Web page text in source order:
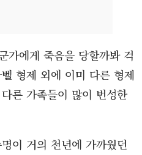
가에게 죽음을 당할까봐 걱
형제 외에 이미 다른 형제
른 가족들이 많이 번성한
이 거의 천년에 가까웠던